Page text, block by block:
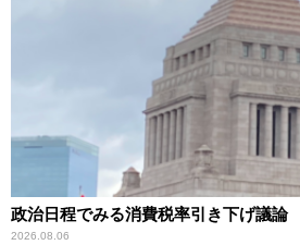
政治日程でみる消費税率引き下げ議論
2026.08.06